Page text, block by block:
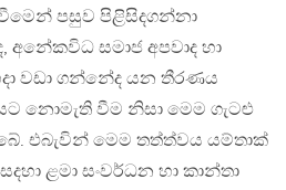
පසුව පිළිසිදගන්නා
සමාජ අපවාද හා
වඩා ගන්නේද යන තීරණය
නොමැති වීම නිසා මෙම ගැටළු
එබැවින් මෙම තත්ත්වය යම්තාක්
ළමා සංවර්ධන හා කාන්තා